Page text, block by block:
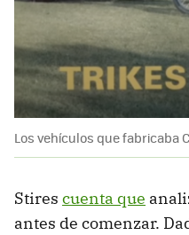
Los vehículos que fabricaba
Stires cuenta que
antes de comenzar.